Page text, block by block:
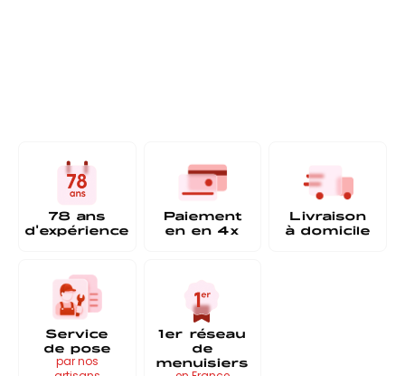
78 ans
d'expérience
Paiement
en en 4x
Livraison
à domicile
Service
de pose
par nos
1er réseau
de
menuisiers